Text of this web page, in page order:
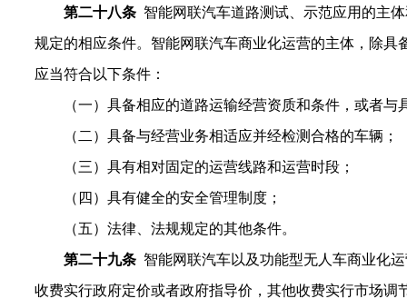
第二十八条 智能网联汽车道路测试、示范应用的主
规定的相应条件。智能网联汽车商业化运营的主体，除
应当符合以下条件：
（一）具备相应的道路运输经营资质和条件，或者
（二）具备与经营业务相适应并经检测合格的车辆；
（三）具有相对固定的运营线路和运营时段；
（四）具有健全的安全管理制度；
（五）法律、法规规定的其他条件。
第二十九条智能网联汽车以及功能型无人车商业化
收费实行政府定价或者政府指导价，其他收费实行市场